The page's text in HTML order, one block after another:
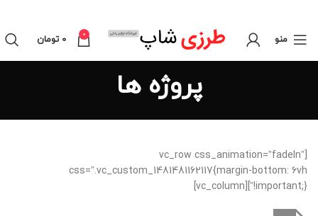
منو 0
0 تومان
پروژه ها
[vc_row css_animation=”fadeIn”
css=”.vc_custom_1481481162117{margin-bottom: 6vh
!important;}”][vc_column]